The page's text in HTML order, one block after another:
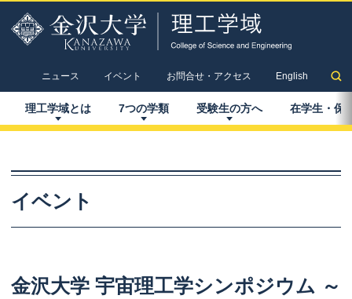
ニュース イベント お問合せ・アクセス English
理工学域とは 7つの学類 受験生の方へ 在学生 ・ 保
イベント
金沢大学 宇宙理工学シンポジウム ～